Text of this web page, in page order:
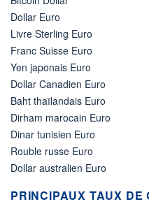
Dollar Euro
Livre Sterling Euro
Franc Suisse Euro
Yen japonais Euro
Dollar Canadien Euro
Baht thaïlandais Euro
Dirham marocain Euro
Dinar tunisien Euro
Rouble russe Euro
Dollar australien Euro
PRINCIPAUX TAUX DE